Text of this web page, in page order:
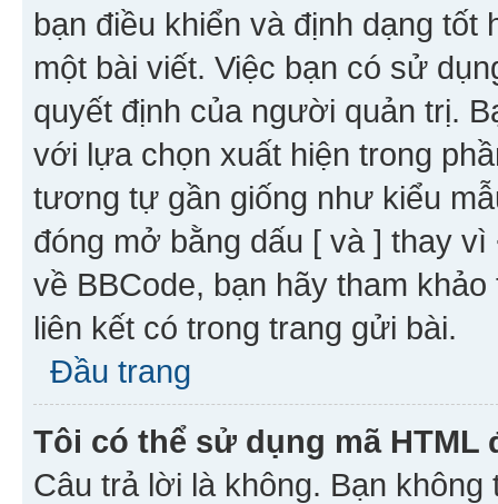
bạn điều khiển và định dạng
một bài viết. Việc bạn có sử
quyết định của người quản trị.
với lựa chọn xuất hiện trong
tương tự gần giống như kiểu
đóng mở bằng dấu [ và ] thay
về BBCode, bạn hãy tham
liên kết có trong trang gửi bài.
Đầu trang
Tôi có thể sử dụng mã
Câu trả lời là không. Bạn